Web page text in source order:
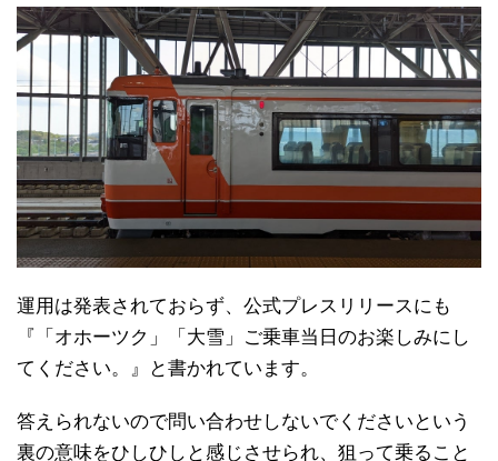
縦断(10)
運用は発表されておらず、公式プレスリリースにも
『「オホーツク」「大雪」ご乗車当日のお楽しみにし
てください。』と書かれています。
答えられないので問い合わせしないでくださいという
裏の意味をひしひしと感じさせられ、狙って乗ること